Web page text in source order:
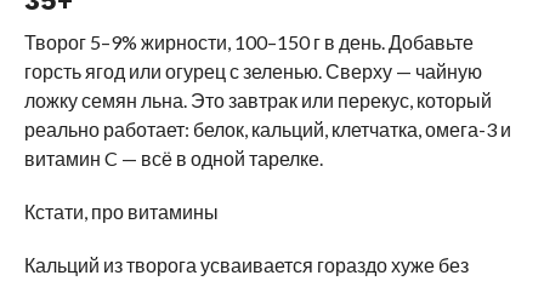
Творог 5–9% жирности, 100–150 г в день. Добавьте
горсть ягод или огурец с зеленью. Сверху — чайную
ложку семян льна. Это завтрак или перекус, который
реально работает: белок, кальций, клетчатка, омега-3 и
витамин C — всё в одной тарелке.
Кстати, про витамины
Кальций из творога усваивается гораздо хуже без